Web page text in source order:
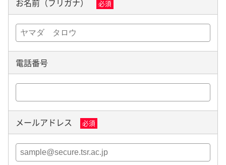
お名前（フリガナ） 必須
電話番号
メールアドレス 必須